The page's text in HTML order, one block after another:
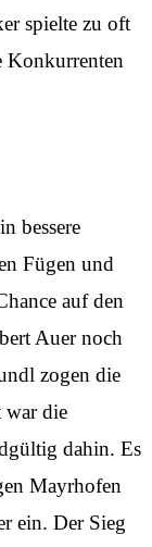
spielte zu oft
Konkurrenten
bessere
Fügen und
auf den
Auer noch
zogen die
war die
dahin. Es
Mayrhofen
ein. Der Sieg